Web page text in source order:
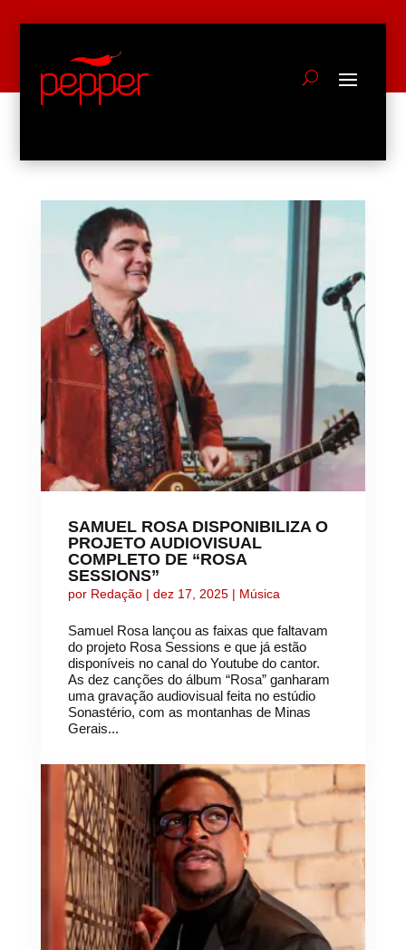
SAMUEL ROSA DISPONIBILIZA O
PROJETO AUDIOVISUAL
COMPLETO DE “ROSA
SESSIONS”
por Redação| dez 17, 2025| Música
Samuel Rosa lançou as faixas que faltavam
do projeto Rosa Sessions e que já estão
disponíveis no canal do Youtube do cantor.
As dez canções do álbum “Rosa” ganharam
uma gravação audiovisual feita no estúdio
Sonastério, com as montanhas de Minas
Gerais...